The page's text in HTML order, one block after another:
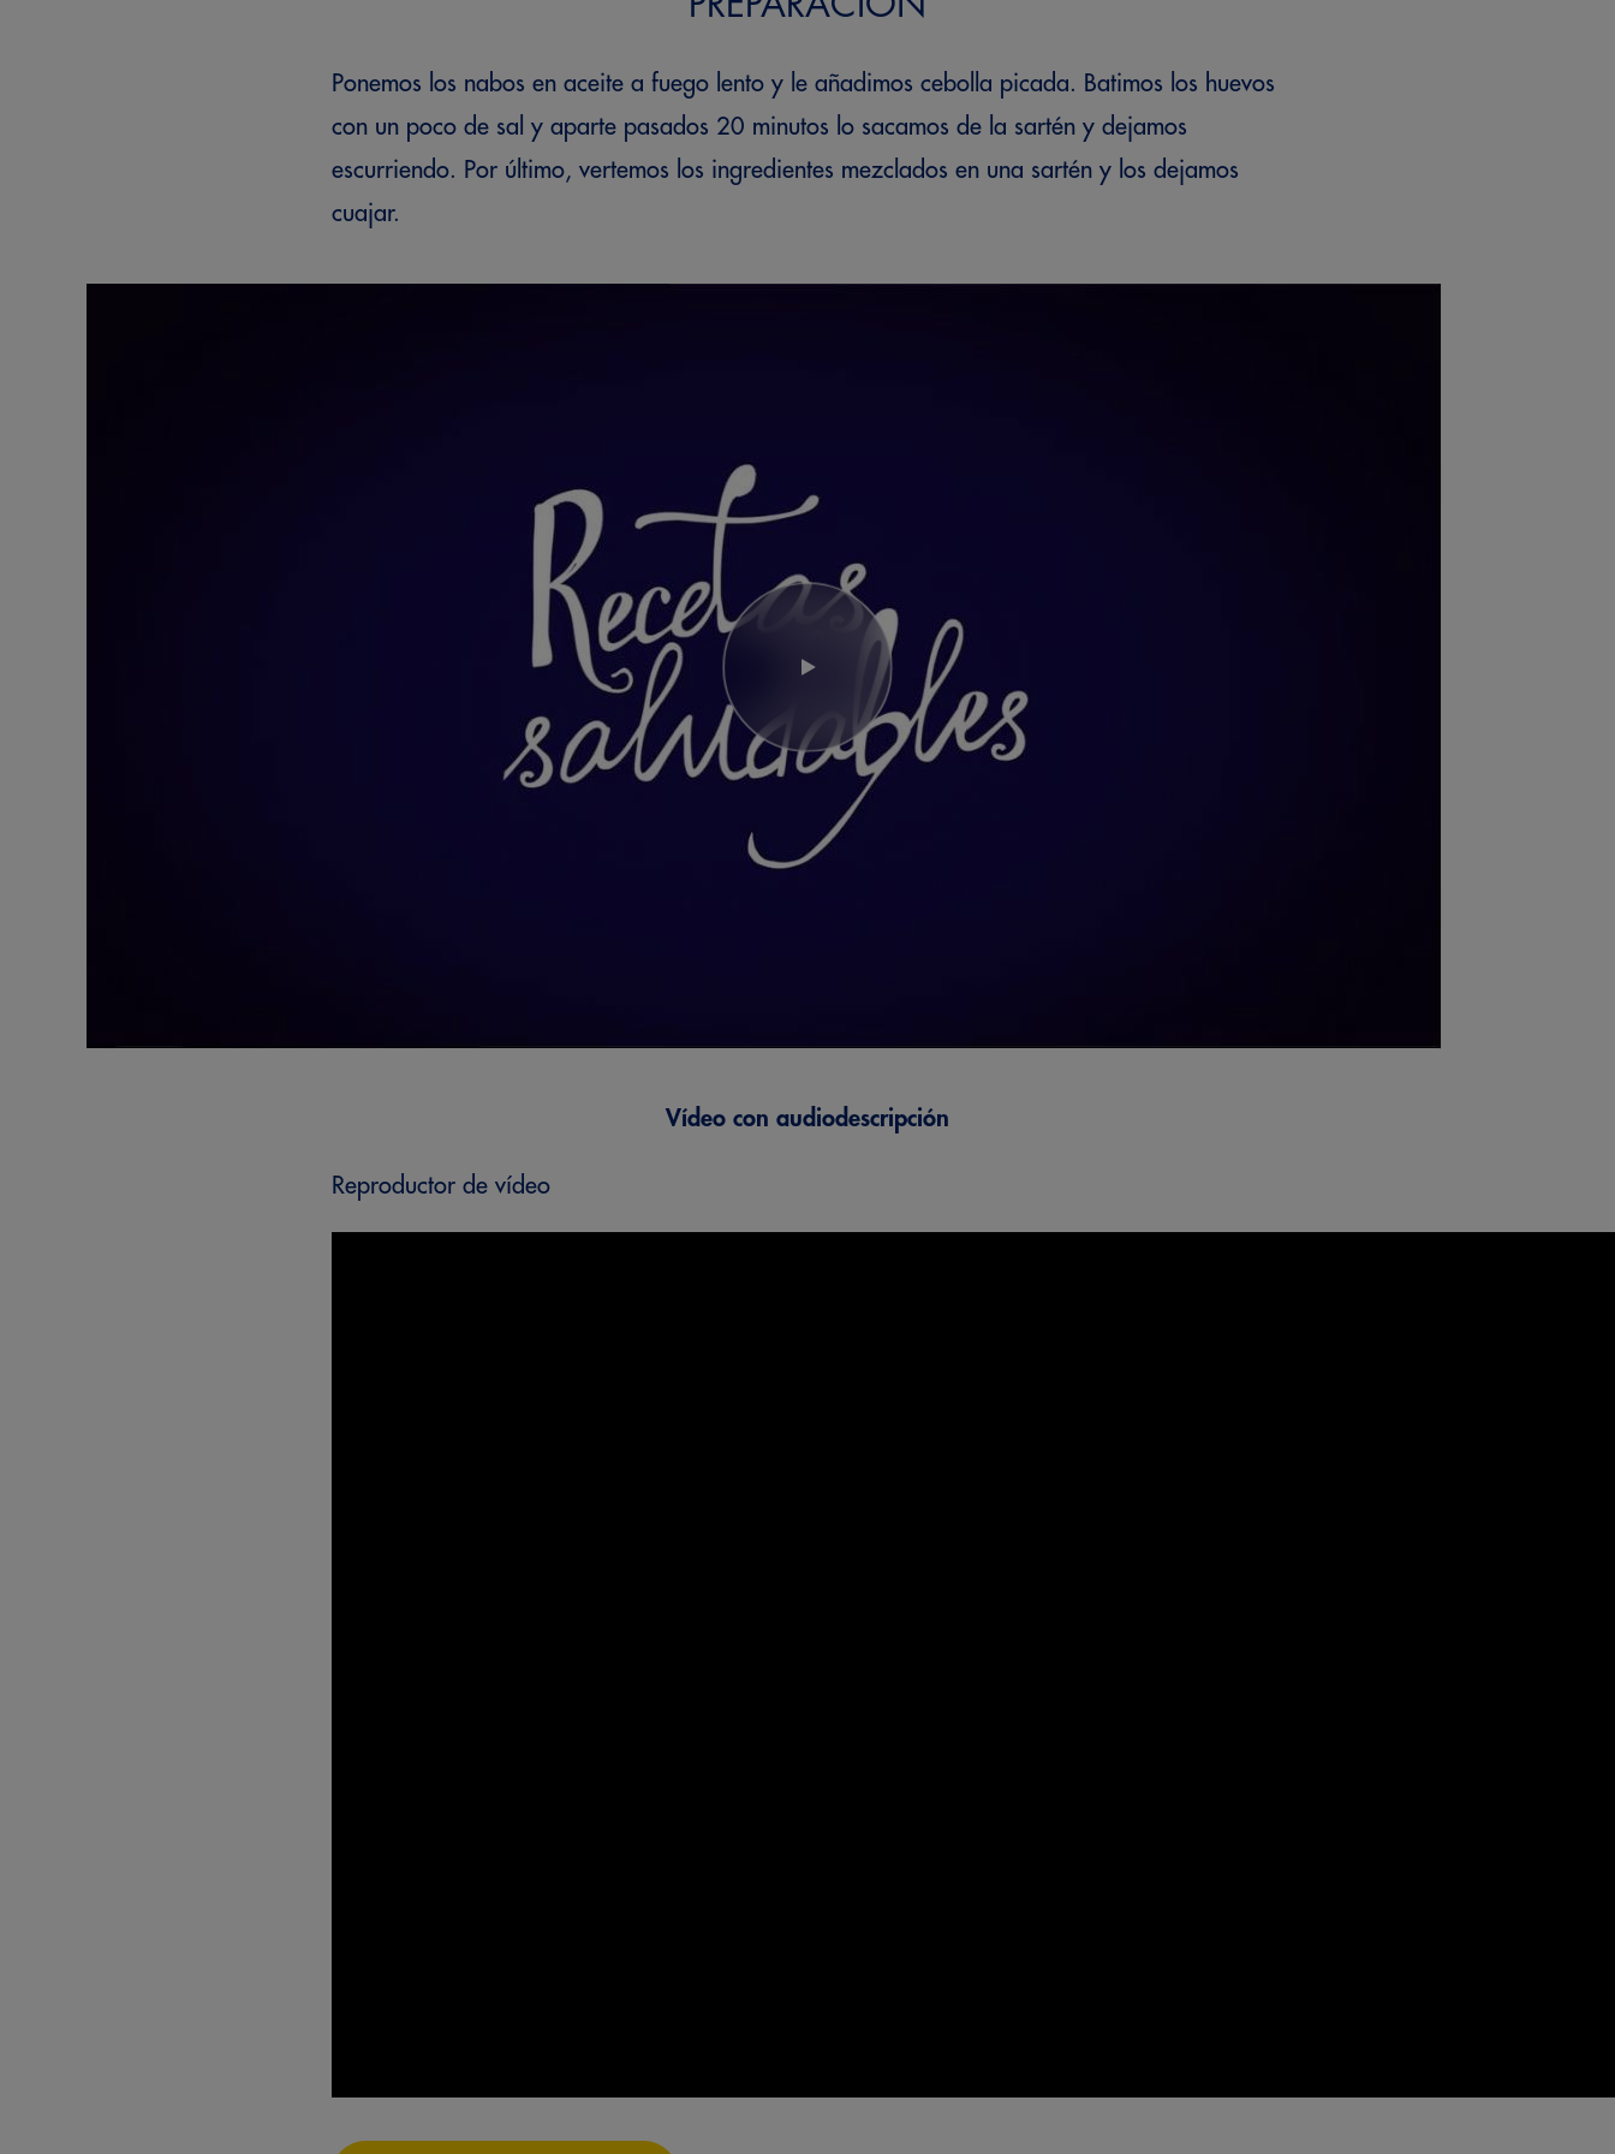
Ponemos los nabos en aceite a fuego lento y le añadimos cebolla picada. Batimos los huevos
con un poco de sal y aparte pasados 20 minutos lo sacamos de la sartén y dejamos
escurriendo. Por último, vertemos los ingredientes mezclados en una sartén y los dejamos
cuajar.
Vídeo con audiodescripción
Reproductor de vídeo